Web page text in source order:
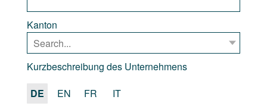
Kanton
Kurzbeschreibung des Unternehmens
DE
EN FR IT